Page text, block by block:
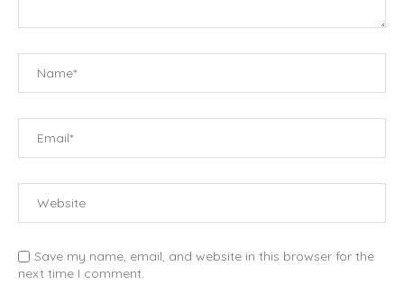
Save my name, email, and website in this browser for the
next time I comment.